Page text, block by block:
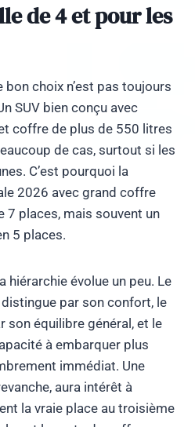
de 4 et pour les
bon choix n’est pas toujours
SUV bien conçu avec
coffre de plus de 550 litres
de cas, surtout si les
C’est pourquoi la
2026 avec grand coffre
7 places, mais souvent un
5 places.
hiérarchie évolue un peu. Le
par son confort, le
son équilibre général, et le
à embarquer plus
immédiat. Une
aura intérêt à
la vraie place au troisième